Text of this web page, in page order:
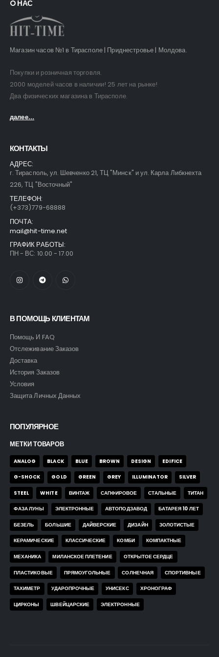
0out of 5
43,00
35,00$
O НАС
Магазин часов №1 в Тирасполе | Приднестровье | Молдова.
Покупки и розничная торговля.
2000 моделей часов в наличии! 25 лет на рынке!
Два физических магазина в Тирасполе.
далее...
КОНТАКТЫ
АДРЕС:
г. Тирасполь, ул. Шевченко 21, ТЦ "Минск" и ул. Карла Либкнехта
226, ТЦ "Восточный"
ТЕЛЕФОН:
(+373)779-68888
ПОЧТА:
mail@hit-time.net
ГРАФИК РАБОТЫ:
ПН - ВС: 10.00 - 17.00
В ПОМОЩЬ КЛИЕНТАМ
Помощь И FAQ
Отслеживание Заказов
Доставка
История Заказов
Условия
Защита Личных Данных
ПОПУЛЯРНОЕ
МЕТКИ ТОВАРОВ
ANALOG BLACK BLUE BROWN DESIGN EDIFICE
G-SHOCK GOLD GREEN GREY ILLUMINATOR SILVER
STEEL WHITE ВИНТАЖ САПФИРОВОЕ СТАЛЬНЫЕ ТИТАН
ФАЗА ЛУНЫ ЭЛЕКТРОННЫЕ АВТОПОДЗАВОД БАТАРЕЯ 10 ЛЕТ
БЕЗЕЛЬ БОЛЬШИЕ ДАЙВЕРСКИЕ ДИЗАЙН ЗОЛОТИСТЫЕ
КЕРАМИЧЕСКИЕ КЛАССИЧЕСКИЕ КОМБИ КОМПАКТНЫЕ
МЕХАНИКА МИЛАНСКОЕ ПЛЕТЕНИЕ ОТКРЫТОЕ СЕРДЦЕ
ПЛАСТИКОВЫЕ ПРЯМОУГОЛЬНЫЕ СОЛНЕЧНАЯ СПОРТИВНЫЕ
ТАХИМЕТР УДАРОПРОЧНЫЕ УНИСЕКС ХРОНОГРАФ
ЦИРКОНЫ ШВЕЙЦАРСКИЕ ЭЛЕКТРОННЫЕ